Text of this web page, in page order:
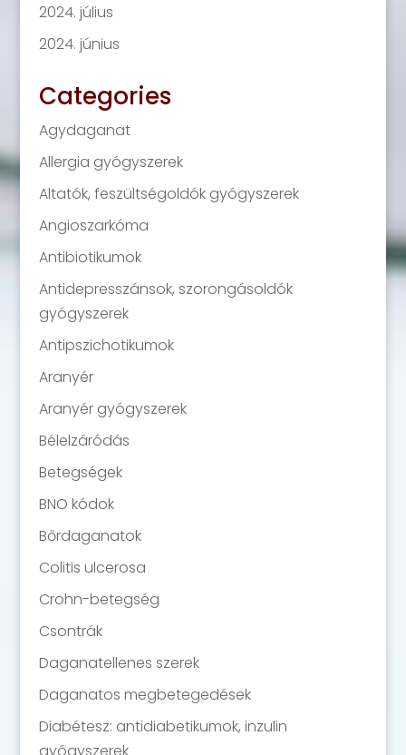
2024. július
2024. június
Categories
Agydaganat
Allergia gyógyszerek
Altatók, feszültségoldók gyógyszerek
Angioszarkóma
Antibiotikumok
Antidepresszánsok, szorongásoldók
gyógyszerek
Antipszichotikumok
Aranyér
Aranyér gyógyszerek
Bélelzáródás
Betegségek
BNO kódok
Bőrdaganatok
Colitis ulcerosa
Crohn-betegség
Csontrák
Daganatellenes szerek
Daganatos megbetegedések
Diabétesz: antidiabetikumok, inzulin